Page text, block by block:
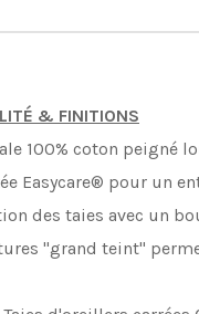
& FINITIONS
100% coton peigné
Easycare® pour un
des taies avec un
"grand teint"